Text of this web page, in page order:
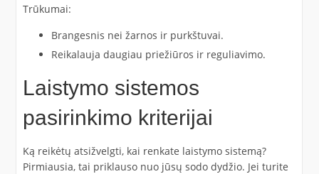
Trūkumai:
Brangesnis nei žarnos ir purkštuvai.
Reikalauja daugiau priežiūros ir reguliavimo.
Laistymo sistemos
pasirinkimo kriterijai
Ką reikėtų atsižvelgti, kai renkate laistymo sistemą?
Pirmiausia, tai priklauso nuo jūsų sodo dydžio. Jei turite